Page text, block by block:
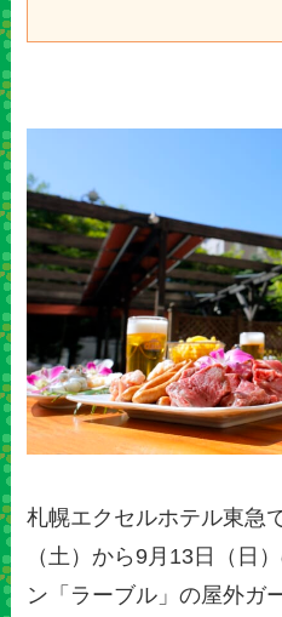
札幌エクセルホテル東急
（土）から9月13日（日
ン「ラーブル」の屋外ガ